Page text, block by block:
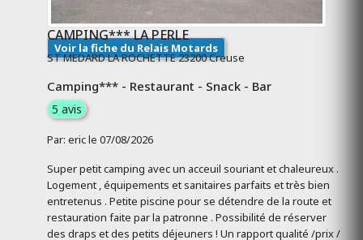
Voir la fiche du Relais Motards
CAMPING*** LA PERLE
ST MEDARD LA ROCHETTE 23200 Creuse
Camping*** - Restaurant - Snack - Bar
5 avis
Par: eric le 07/08/2026
Super petit camping avec un acceuil souriant et chaleureux .
Logement , équipements et sanitaires parfaits et très bien
entretenus . Petite piscine pour se détendre de la route et
restauration faite par la patronne . Possibilité de réserver
des draps et des petits déjeuners ! Un rapport qualité /prix /